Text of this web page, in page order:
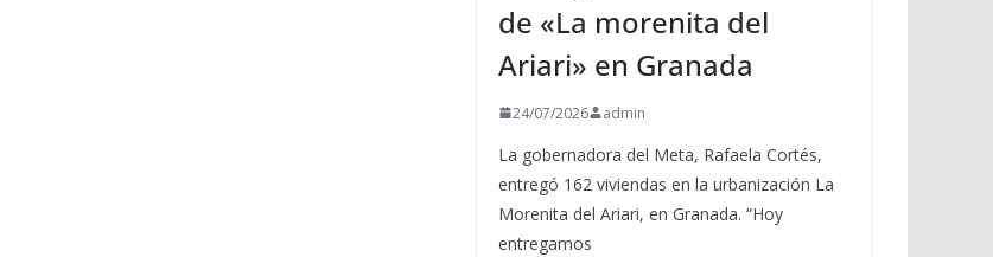
de «La morenita del
Ariari» en Granada
24/07/2026 admin
La gobernadora del Meta, Rafaela Cortés,
entregó 162 viviendas en la urbanización La
Morenita del Ariari, en Granada. “Hoy
entregamos